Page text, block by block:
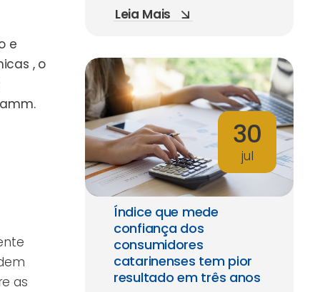
e
, o
as
Leia Mais
30
jul
Índice que mede
confiança dos
consumidores
catarinenses tem pior
resultado em três anos